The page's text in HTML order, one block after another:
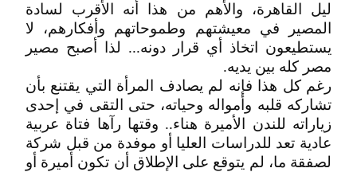
ليل القاهرة، والأهم من هذا أنه الأقرب لسادة
المصير في معيشتهم وطموحاتهم وأفكارهم، لا
يستطيعون اتخاذ أي قرار دونه... لذا أصبح مصير
مصر كله بين يديه.
رغم كل هذا فإنه لم يصادف المرأة التي يقتنع بأن
تشاركه قلبه وأمواله وحياته، حتى التقى في إحدى
زياراته للندن الأميرة هناء.. وقتها رآها فتاة عربية
عادية تعد للدراسات العليا أو موفدة من قبل شركة
لصفقة ما، لم يتوقع على الإطلاق أن تكون أميرة أو